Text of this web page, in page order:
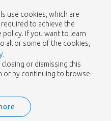
use cookies, which are
to achieve the
If you want to learn
all or some of the cookies,
.
or dismissing this
or by continuing to browse